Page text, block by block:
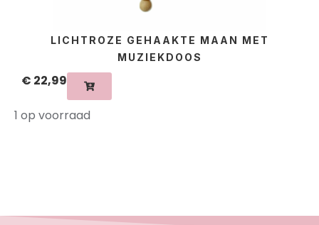
LICHTROZE GEHAAKTE MAAN MET
MUZIEKDOOS
€ 22,99
1 op voorraad